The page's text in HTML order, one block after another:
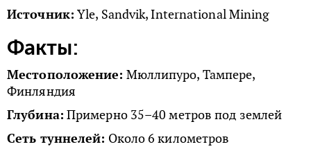
Источник: Yle, Sandvik, International Mining
Факты:
Местоположение: Мюллипуро, Тампере,
Финляндия
Глубина: Примерно 35–40 метров под землей
Сеть туннелей: Около 6 километров